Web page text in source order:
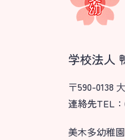
学校法人
〒590-0138
連絡先TEL：
美木多幼稚
園のこと
安⼼・安全対策